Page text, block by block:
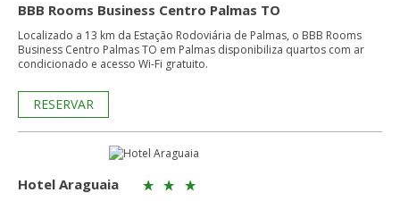
BBB Rooms Business Centro Palmas TO
Localizado a 13 km da Estação Rodoviária de Palmas, o BBB Rooms
Business Centro Palmas TO em Palmas disponibiliza quartos com ar
condicionado e acesso Wi-Fi gratuito.
RESERVAR
Hotel Araguaia